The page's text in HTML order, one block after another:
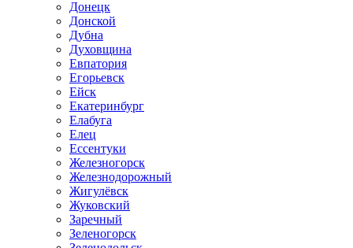
Донецк
Донской
Дубна
Духовщина
Евпатория
Егорьевск
Ейск
Екатеринбург
Елабуга
Елец
Ессентуки
Железногорск
Железнодорожный
Жигулёвск
Жуковский
Заречный
Зеленогорск